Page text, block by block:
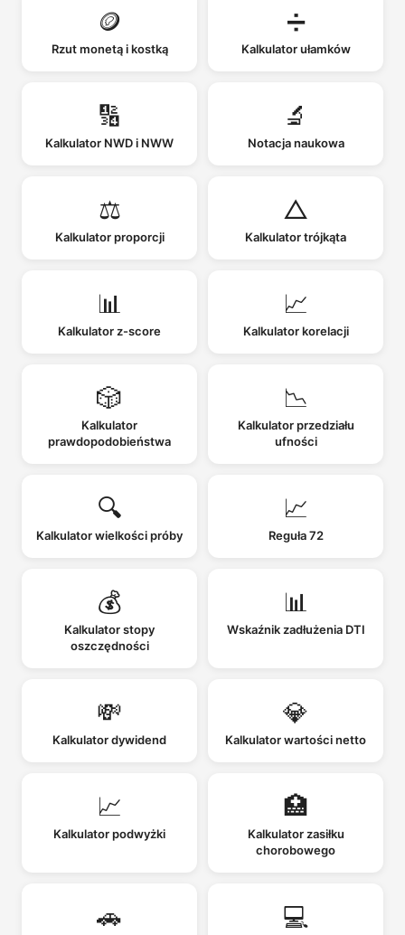
🪙
Rzut monetą i kostką
➗
Kalkulator ułamków
🔢
Kalkulator NWD i NWW
🔬
Notacja naukowa
⚖️
Kalkulator proporcji
△
Kalkulator trójkąta
📊
Kalkulator z-score
📈
Kalkulator korelacji
🎲
Kalkulator
prawdopodobieństwa
📉
Kalkulator przedziału
ufności
🔍
Kalkulator wielkości próby
📈
Reguła 72
💰
Kalkulator stopy
oszczędności
📊
Wskaźnik zadłużenia DTI
💸
Kalkulator dywidend
💎
Kalkulator wartości netto
📈
Kalkulator podwyżki
🏥
Kalkulator zasiłku
chorobowego
🚗 💻